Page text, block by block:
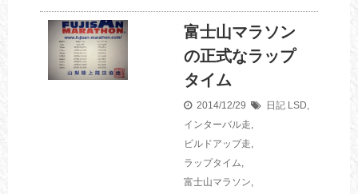
富士山マラソン
の正式なラップ
タイム
2014/12/29 日記 LSD
インターバル走
ビルドアップ走
ラップタイム
富士山マラソン